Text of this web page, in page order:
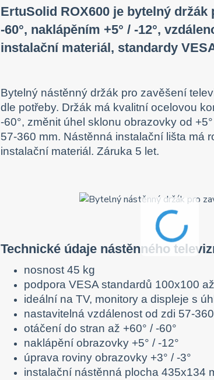
ErtuSolid ROX600 je bytelný držák
-60°, naklápěním +5° / -12°,
instalační materiál, standardy
Bytelný nástěnný držák pro zavěšení
dle potřeby. Držák má kvalitní ocelovou
-60°, změnit úhel sklonu obrazovky od
57-360 mm. Nástěnná instalační lišta má
instalační materiál. Záruka 5 let.
Technické údaje nástěnného
nosnost 45 kg
podpora VESA standardů 100x100
ideální na TV, monitory a displeje s
nastavitelná vzdálenost od zdi 57-
otáčení do stran až +60° / -60°
naklápění obrazovky +5° / -12°
úprava roviny obrazovky +3° / -3°
instalační nástěnná plocha 435x134